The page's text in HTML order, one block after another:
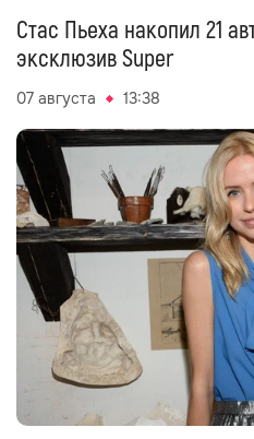
Стас Пьеха накопил 21
эксклюзив Super
07 августа 13:38